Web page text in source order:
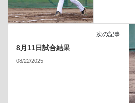
次の記事
8月11日試合結果
08/22/2025